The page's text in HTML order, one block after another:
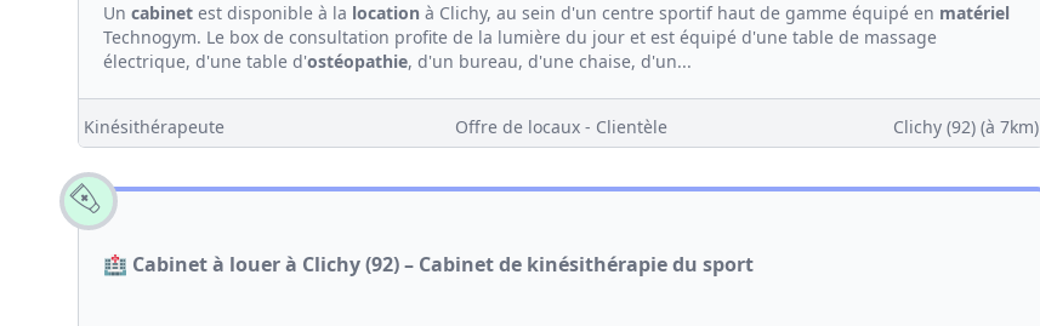
Un cabinet est disponible à la location à Clichy, au sein d'un centre sportif haut de gamme équipé en matériel
Technogym. Le box de consultation profite de la lumière du jour et est équipé d'une table de massage
électrique, d'une table d'ostéopathie, d'un bureau, d'une chaise, d'un...
Kinésithérapeute Offre de locaux - Clientèle Clichy (92)(à 7km)
🏥 Cabinet à louer à Clichy (92) – Cabinet de kinésithérapie du sport